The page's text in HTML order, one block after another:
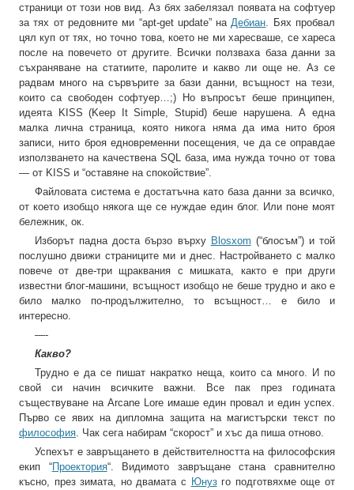
страници от този нов вид. Аз бях забелязал появата на софтуер
за тях от редовните ми “apt-get update” наДебиан. Бях пробвал
цял куп от тях, но точно това, което не ми харесваше, се хареса
после на повечето от другите. Всички ползваха база данни за
съхраняване на статиите, паролите и какво ли още не. Аз се
радвам много на сървърите за бази данни, всъщност на тези,
които са свободен софтуер…;) Но въпросът беше принципен,
идеята KISS (Keep It Simple, Stupid) беше нарушена. А една
малка лична страница, която никога няма да има нито броя
записи, нито броя едновременни посещения, че да се оправдае
използването на качествена SQL база, има нужда точно от това
— от KISS и “оставяне на спокойствие”.
Файловата система е достатъчна като база данни за всичко,
от което изобщо някога ще се нуждае един блог. Или поне моят
бележник, ок.
Изборът падна доста бързо върху Blosxom (“блосъм”) и той
послушно движи страниците ми и днес. Настройването с малко
повече от две-три щраквания с мишката, както е при други
известни блог-машини, всъщност изобщо не беше трудно и ако е
било малко по-продължително, то всъщност… е било и
интересно.
—-
Какво?
Трудно е да се пишат накратко неща, които са много. И по
свой си начин всичките важни. Все пак през годината
съществуване на Arcane Lore имаше един провал и един успех.
Първо се явих на дипломна защита на магистърски текст по
философия. Чак сега набирам “скорост” и хъс да пиша отново.
Успехът е завръщането в действителността на философския
екип “Проектория“. Видимото завръщане стана сравнително
късно, през зимата, но двамата с Юнузго подготвяхме още от